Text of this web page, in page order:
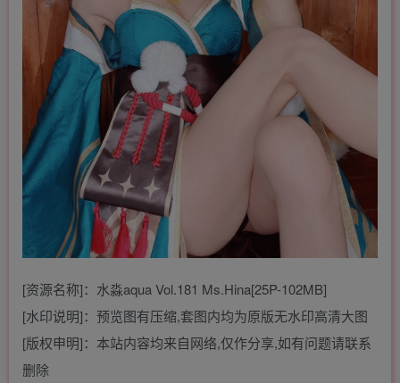
[资源名称]：水淼aqua Vol.181 Ms.Hina[25P-102MB]
[水印说明]：预览图有压缩,套图内均为原版无水印高清大图
[版权申明]：本站内容均来自网络,仅作分享,如有问题请联系
删除